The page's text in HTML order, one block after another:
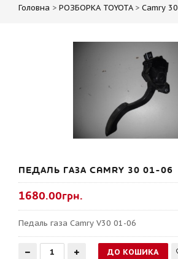
Головна > РОЗБОРКА TOYOTA > Camry 30
ПЕДАЛЬ ГАЗА CAMRY 30 01-06
1680.00грн.
Педаль газа Camry V30 01-06